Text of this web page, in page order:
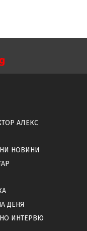
АЛЕКС
НОВИНИ
ДЕНЯ
ИНТЕРВЮ